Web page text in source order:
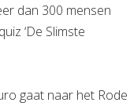
dan 300 mensen
‘De Slimste
gaat naar het Rode